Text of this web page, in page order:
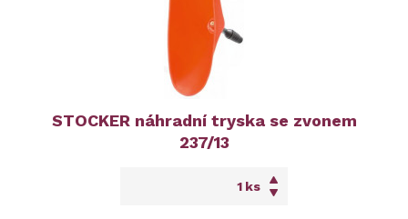
STOCKER náhradní tryska se zvonem
237/13
ks